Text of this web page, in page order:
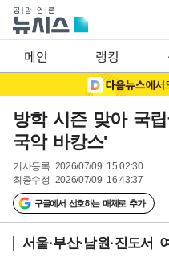
메인 랭킹
방학 시즌 맞아 국
국악 바캉스'
기사등록 2026/07/09 15:02:30
최종수정 2026/07/09 16:43:37
구글에서 선호하는 매체로 추가
서울·부산·남원·진도서